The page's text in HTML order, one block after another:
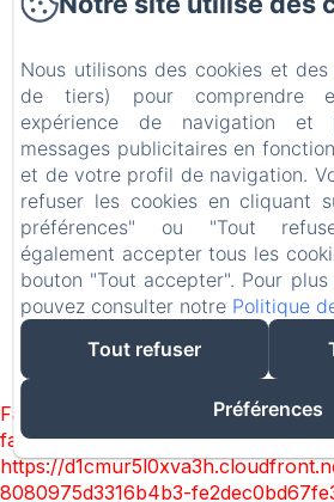
Failed to load BookingEngine/index:
failed. (missing:
https://
8080975d3316b4b3-
Nous utilisons des cookies et
de tiers) pour comprendre
expérience de navigation et
messages publicitaires en
et de votre profil de navigation.
refuser les cookies en cliquant
préférences" ou "Tout
également accepter tous les
bouton "Tout accepter". Pour
pouvez consulter notre Politique
Tout refuser
Préférences